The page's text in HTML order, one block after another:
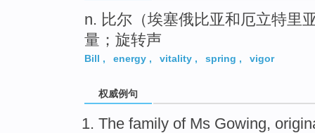
n. 比尔（埃塞俄比亚和厄立特里
量；旋转声
Bill , energy , vitality , spring , vigor
权威例句
The family of Ms Gowing,